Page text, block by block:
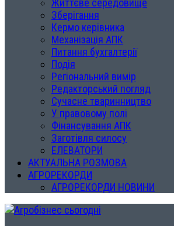
Життєве середовище
Зберігання
Кермо керівника
Механізація АПК
Питання бухгалтерії
Подія
Регіональний вимір
Редакторський погляд
Сучасне тваринництво
У правовому полі
Фінансування АПК
Заготівля силосу
ЕЛЕВАТОРИ
АКТУАЛЬНА РОЗМОВА
АГРОРЕКОРДИ
АГРОРЕКОРДИ НОВИНИ